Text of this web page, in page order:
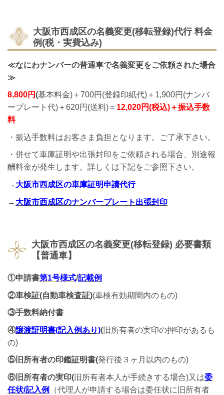
大阪市西成区の名義変更(移転登録)代行 料金
例(税・実費込み)
≪なにわナンバーの普通車で名義変更をご依頼された場合
≫
8,800円(基本料金)＋700円(登録印紙代)＋1,900円(ナンバ
ープレート代)＋620円(送料)＝ 12,020円(税込)＋振込手数
料
・振込手数料はお客さま負担となります。ご了承下さい。
・併せて車庫証明や出張封印をご依頼される場合、別途報
酬料金が発生します。詳しくは下記をご参照下さい。
→ 大阪市西成区の車庫証明申請代行
→ 大阪市西成区のナンバープレート出張封印
大阪市西成区の名義変更(移転登録) 必要書類
【普通車】
①申請書第1号様式/記載例
②車検証(自動車検査証)(車検有効期間内のもの)
③手数料納付書
④譲渡証明書(記入例あり)( 旧所有者の実印の押印があるも
の)
⑤旧所有者の印鑑証明書(発行後３ヶ月以内のもの)
⑥旧所有者の実印( 旧所有者本人が手続きする場合)又は委
任状/記入例
（代理人が申請する場合は委任状に旧所有者